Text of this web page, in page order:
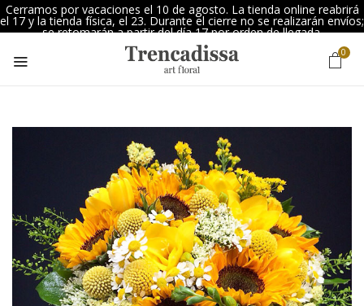
Cerramos por vacaciones el 10 de agosto. La tienda online reabrirá
el 17 y la tienda física, el 23. Durante el cierre no se realizarán envíos;
se retomarán a partir del día 17 por orden de llegada.
0